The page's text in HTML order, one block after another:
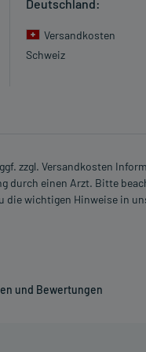
von Muskelzellen),
18 Jahren: Das
und Stillzeit?
Deutschland:
Versandkosten
Schweiz
zzgl. Versandkosten
durch einen Arzt. Bitte
die wichtigen Hinweise in
und Bewertungen